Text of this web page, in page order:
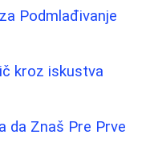
Podmlađivanje
kroz iskustva
da Znaš Pre Prve